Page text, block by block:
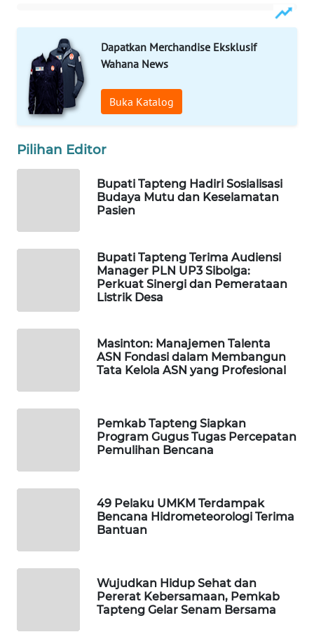
Dapatkan Merchandise Eksklusif
Wahana News
Buka Katalog
Pilihan Editor
Bupati Tapteng Hadiri Sosialisasi
Budaya Mutu dan Keselamatan
Pasien
Bupati Tapteng Terima Audiensi
Manager PLN UP3 Sibolga:
Perkuat Sinergi dan Pemerataan
Listrik Desa
Masinton: Manajemen Talenta
ASN Fondasi dalam Membangun
Tata Kelola ASN yang Profesional
Pemkab Tapteng Siapkan
Program Gugus Tugas Percepatan
Pemulihan Bencana
49 Pelaku UMKM Terdampak
Bencana Hidrometeorologi Terima
Bantuan
Wujudkan Hidup Sehat dan
Pererat Kebersamaan, Pemkab
Tapteng Gelar Senam Bersama
WAHANA
SPORT
WAHANA
UMKM
WAHANA
WAHANA
Wahana
Network